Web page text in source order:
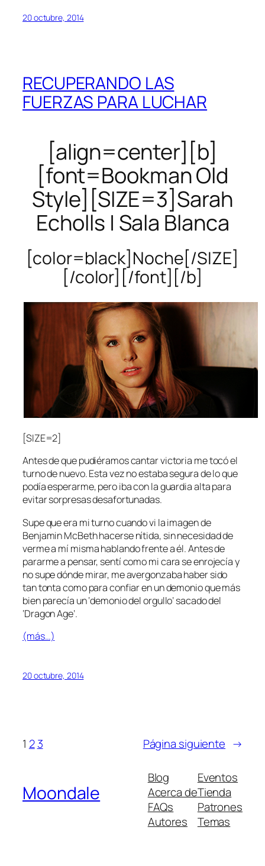
20 octubre, 2014
RECUPERANDO LAS
FUERZAS PARA LUCHAR
[align=center][b]
[font=Bookman Old
Style][SIZE=3]Sarah
Echolls | Sala Blanca
[color=black]Noche[/SIZE]
[/color][/font][/b]
[SIZE=2]
Antes de que pudiéramos cantar victoria me tocó el
turno de nuevo. Esta vez no estaba segura de lo que
podía esperarme, pero iba con la guardia alta para
evitar sorpresas desafortunadas.
Supe que era mi turno cuando vi la imagen de
Benjamin McBeth hacerse nítida, sin necesidad de
verme a mí misma hablando frente a él. Antes de
pararme a pensar, sentí como mi cara se enrojecía y
no supe dónde mirar, me avergonzaba haber sido
tan tonta como para confiar en un demonio que más
bien parecía un ‘demonio del orgullo’ sacado del
‘Dragon Age’.
(más…)
20 octubre, 2014
1 2 3 Página siguiente →
Moondale
Blog
Acerca de
FAQs
Autores
Eventos
Tienda
Patrones
Temas